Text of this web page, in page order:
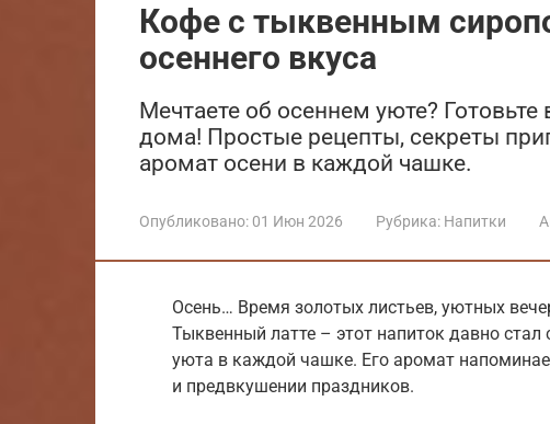
Кофе с тыквенным
осеннего вкуса
Мечтаете об осеннем уюте?
дома! Простые рецепты, секреты
аромат осени в каждой чашке.
Опубликовано: 01 Июн 2026 Рубрика: Напитки
Осень… Время золотых листьев, уютных
Тыквенный латте – этот напиток давно
уюта в каждой чашке. Его аромат
и предвкушении праздников.